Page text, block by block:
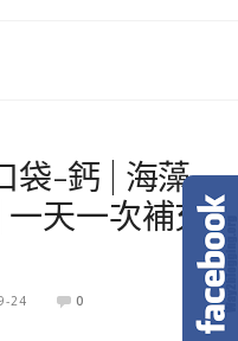
袋-鈣 | 海藻
一天一次補充
24 0